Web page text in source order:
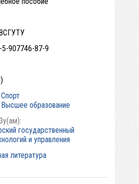
5-907746-87-9
Спорт
Высшее образование
государственный
и управления
литература